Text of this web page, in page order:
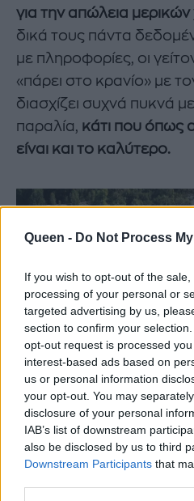
Queen - Do Not Process
If you wish to opt-out of the
processing of your personal or
targeted advertising by us,
section to confirm your
opt-out request is processed
interest-based ads based on
us or personal information
your opt-out. You may
disclosure of your personal
IAB’s list of downstream
also be disclosed by us to third
Downstream Participants that
για την απώλεια
δικά τους πάντα
με πληροφορίες, οι
«πάρει στο κρανίο» με
διασχίζει συχνά πυκνά
παραλία, κάτι που όπως
είναι και το καλύτερο.
Γενικότερα, τον
πολλά δυσάρεστα για